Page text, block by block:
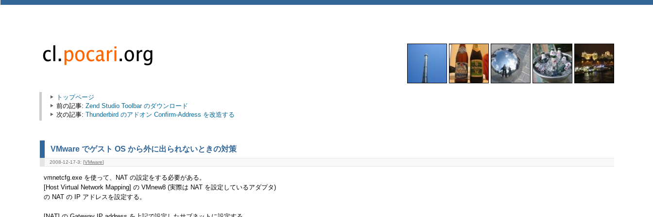
トップページ
前の記事: Zend Studio Toolbar のダウンロード
次の記事: Thunderbird のアドオン Confirm-Address を改造する
VMware でゲスト OS から外に出られないときの対策
2008-12-17-3: [VMware]
vmnetcfg.exe を使って、NAT の設定をする必要がある。
[Host Virtual Network Mapping] の VMnew8 (実際は NAT を設定しているアダプタ)
の NAT の IP アドレスを設定する。